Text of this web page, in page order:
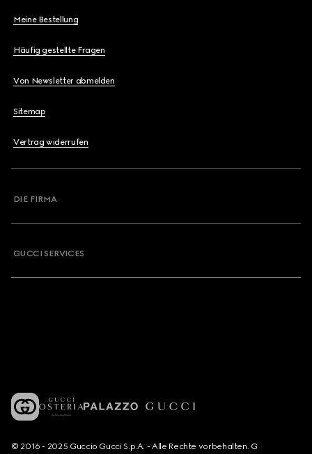
Meine Bestellung
Häufig gestellte Fragen
Von Newsletter abmelden
Sitemap
Vertrag widerrufen
DIE FIRMA
GUCCI SERVICES
© 2016 - 2025 Guccio Gucci S.p.A. - Alle Rechte vorbehalten. G